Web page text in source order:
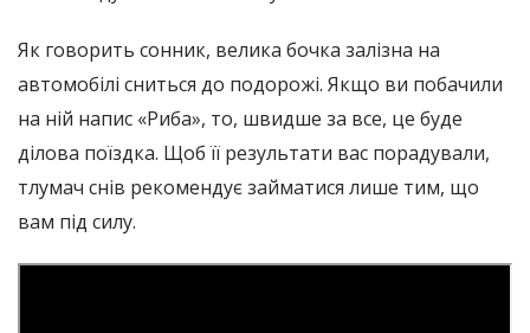
Як говорить сонник, велика бочка залізна на
автомобілі сниться до подорожі. Якщо ви побачили
на ній напис «Риба», то, швидше за все, це буде
ділова поїздка. Щоб її результати вас порадували,
тлумач снів рекомендує займатися лише тим, що
вам під силу.